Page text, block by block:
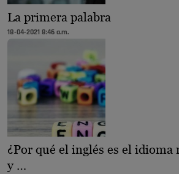
La primera palabra
18-04-2021 8:46 a.m.
¿Por qué el inglés es el idioma
y …